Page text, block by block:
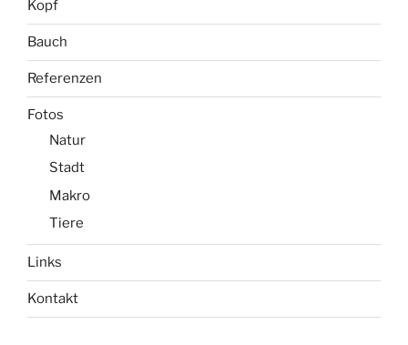
Kopf
Bauch
Referenzen
Fotos
Natur
Stadt
Makro
Tiere
Links
Kontakt